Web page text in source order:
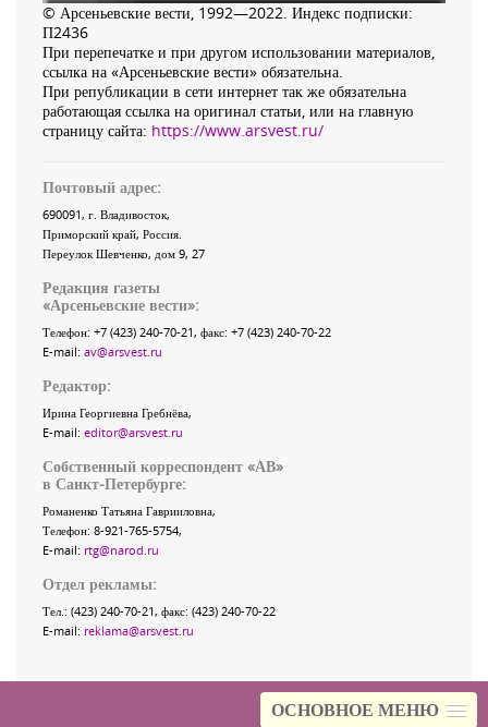
ОСНОВНОЕ МЕНЮ
© Арсеньевские вести, 1992—2022. Индекс подписки:
П2436
При перепечатке и при другом использовании материалов,
ссылка на «Арсеньевские вести» обязательна.
При републикации в сети интернет так же обязательна
работающая ссылка на оригинал статьи, или на главную
страницу сайта: https://www.arsvest.ru/
Почтовый адрес:
690091, г. Владивосток,
Приморский край, Россия
Переулок Шевченко, дом 9, 27
Редакция газеты
«Арсеньевские вести»:
Телефон: +7 (423) 240-70-21, факс: +7 (423) 240-70-22
E-mail: av@arsvest.ru
Редактор:
Ирина Георгиевна Гребнёва,
E-mail: editor@arsvest.ru
Собственный корреспондент «АВ»
в Санкт-Петербурге:
Романенко Татьяна Гаврииловна,
Телефон: 8-921-765-5754,
E-mail: rtg@narod.ru
Отдел рекламы:
Тел.: (423) 240-70-21, факс: (423) 240-70-22
E-mail: reklama@arsvest.ru